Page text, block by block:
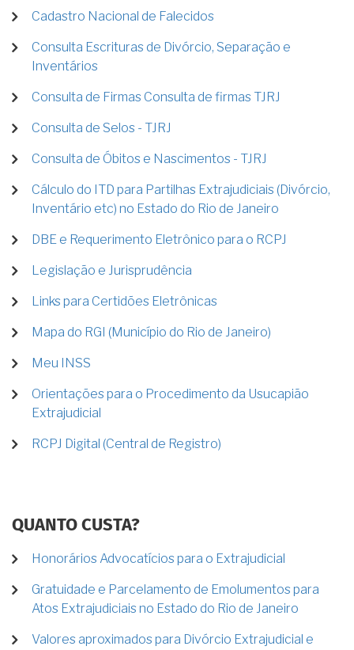
Cadastro Nacional de Falecidos
Consulta Escrituras de Divórcio, Separação e
Inventários
Consulta de Firmas Consulta de firmas TJRJ
Consulta de Selos - TJRJ
Consulta de Óbitos e Nascimentos - TJRJ
Cálculo do ITD para Partilhas Extrajudiciais (Divórcio,
Inventário etc) no Estado do Rio de Janeiro
DBE e Requerimento Eletrônico para o RCPJ
Legislação e Jurisprudência
Links para Certidões Eletrônicas
Mapa do RGI (Município do Rio de Janeiro)
Meu INSS
Orientações para o Procedimento da Usucapião
Extrajudicial
RCPJ Digital (Central de Registro)
QUANTO CUSTA?
Honorários Advocatícios para o Extrajudicial
Gratuidade e Parcelamento de Emolumentos para
Atos Extrajudiciais no Estado do Rio de Janeiro
Valores aproximados para Divórcio Extrajudicial e